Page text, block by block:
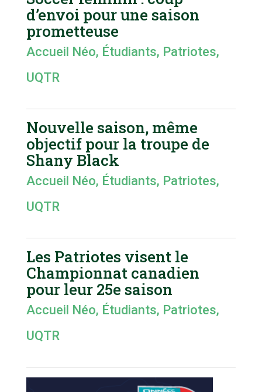
d’envoi pour une saison
prometteuse
Accueil Néo, Étudiants, Patriotes,
UQTR
Nouvelle saison, même
objectif pour la troupe de
Shany Black
Accueil Néo, Étudiants, Patriotes,
UQTR
Les Patriotes visent le
Championnat canadien
pour leur 25e saison
Accueil Néo, Étudiants, Patriotes,
UQTR